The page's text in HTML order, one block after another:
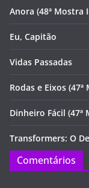
Anora (48ª Mostra
Eu, Capitão
Vidas Passadas
Rodas e Eixos
Dinheiro Fácil
Transformers: O
Comentários